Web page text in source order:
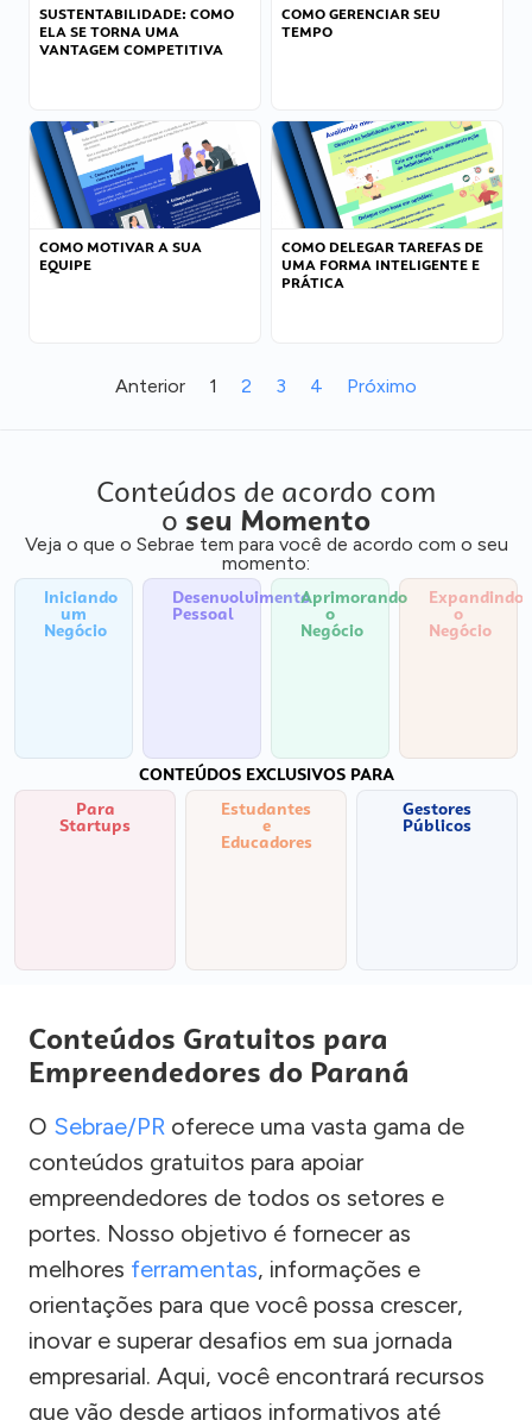
SUSTENTABILIDADE: COMO
ELA SE TORNA UMA
VANTAGEM COMPETITIVA
COMO GERENCIAR SEU
TEMPO
COMO MOTIVAR A SUA
EQUIPE
COMO DELEGAR TAREFAS DE
UMA FORMA INTELIGENTE E
PRÁTICA
Anterior 1 2 3 4 Próximo
Conteúdos de acordo com
o seu Momento
Veja o que o Sebrae tem para você de acordo com o seu
momento:
Iniciando
um
Negócio
Desenvolvimento
Pessoal
Aprimorando
o
Negócio
Expandindo
o
Negócio
CONTEÚDOS EXCLUSIVOS PARA
Para
Startups
Estudantes
e
Educadores
Gestores
Públicos
Conteúdos Gratuitos para
Empreendedores do Paraná
O Sebrae/PR oferece uma vasta gama de
conteúdos gratuitos para apoiar
empreendedores de todos os setores e
portes. Nosso objetivo é fornecer as
melhores ferramentas, informações e
orientações para que você possa crescer,
inovar e superar desafios em sua jornada
empresarial. Aqui, você encontrará recursos
que vão desde artigos informativos até